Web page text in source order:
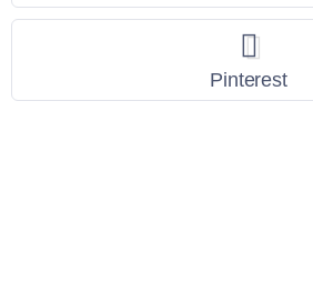
Pinterest